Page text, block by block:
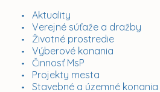
Aktuality
Verejné súťaže a dražby
Životné prostredie
Výberové konania
Činnosť MsP
Projekty mesta
Stavebné a územné konania